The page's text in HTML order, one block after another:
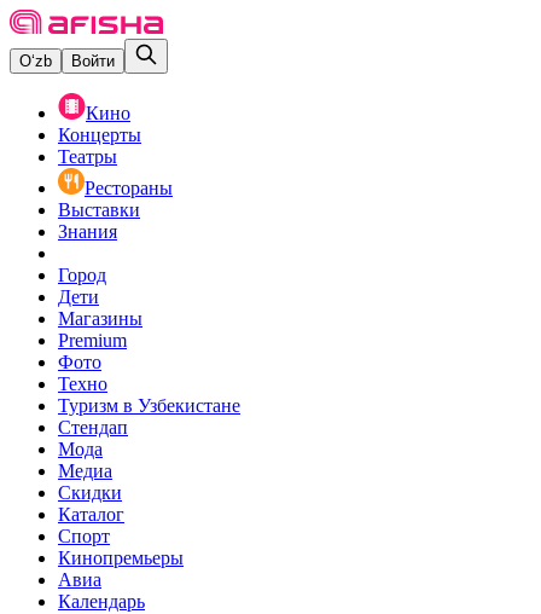
O‘zb Войти
Кино
Концерты
Театры
Рестораны
Выставки
Знания
Город
Дети
Магазины
Premium
Фото
Техно
Туризм в Узбекистане
Стендап
Мода
Медиа
Скидки
Каталог
Спорт
Кинопремьеры
Авиа
Календарь